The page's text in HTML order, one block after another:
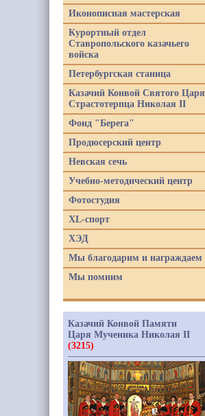
Иконописная мастерская
Курортный отдел
Ставропольского казачьего
войска
Петербургская станица
Казачий Конвой Святого Царя
Страстотерпца Николая II
Фонд "Берега"
Продюсерский центр
Невская сечь
Учебно-методический центр
Фотостудия
XL-спорт
ХЭД
Мы благодарим и награждаем
Мы помним
Казачий Конвой Памяти
Царя Мученика Николая II
(3215)